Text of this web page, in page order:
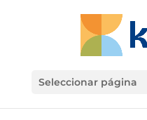
Seleccionar página